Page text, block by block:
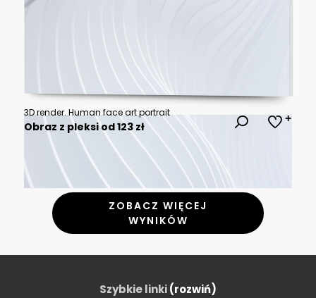
3D render. Human face art portrait
Obraz z pleksi od 123 zł
ZOBACZ WIĘCEJ
WYNIKÓW
Szybkie linki(rozwiń)